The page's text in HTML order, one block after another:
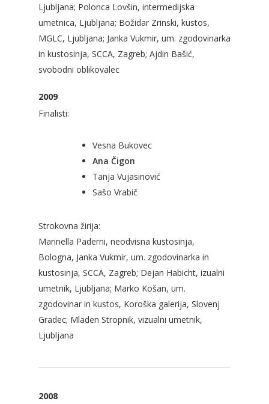
Ljubljana; Polonca Lovšin, intermedijska
umetnica, Ljubljana; Božidar Zrinski, kustos,
MGLC, Ljubljana; Janka Vukmir, um. zgodovinarka
in kustosinja, SCCA, Zagreb; Ajdin Bašić,
svobodni oblikovalec
2009
Finalisti:
Vesna Bukovec
Ana Čigon
Tanja Vujasinović
Sašo Vrabič
Strokovna žirija:
Marinella Paderni, neodvisna kustosinja,
Bologna, Janka Vukmir, um. zgodovinarka in
kustosinja, SCCA, Zagreb; Dejan Habicht, izualni
umetnik, Ljubljana; Marko Košan, um.
zgodovinar in kustos, Koroška galerija, Slovenj
Gradec; Mladen Stropnik, vizualni umetnik,
Ljubljana
2008